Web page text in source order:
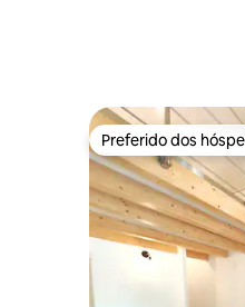
Preferido dos
Preferido dos